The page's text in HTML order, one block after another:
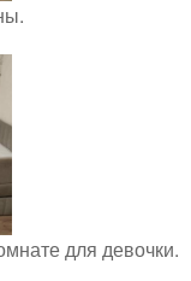
для девочки.